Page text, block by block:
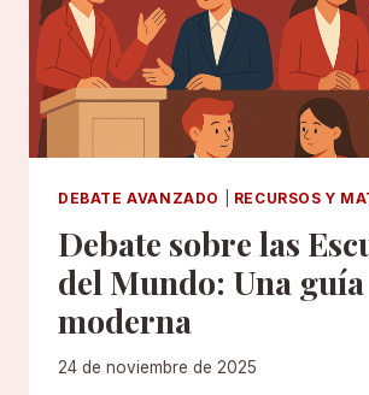
DEBATE AVANZADO RECURSOS Y
Debate sobre las
del Mundo: Una guía
moderna
24 de noviembre de 2025